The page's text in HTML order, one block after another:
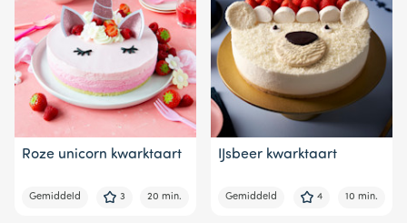
Roze unicorn kwarktaart
Gemiddeld 3 20 min.
IJsbeer kwarktaart
Gemiddeld 4 10 min.